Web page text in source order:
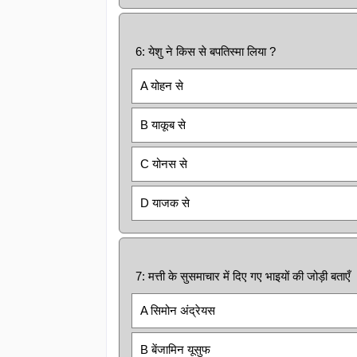
6: येशु ने किस से बपतिस्मा लिया ?
A योहन से
B याकूब से
C योनस से
D याजक से
7: मत्ती के सुसमाचार में दिए गए भाइयों की जोड़ी बताएँ
A सिमोन अंद्रेयस
B बेंजामिन यूसुफ